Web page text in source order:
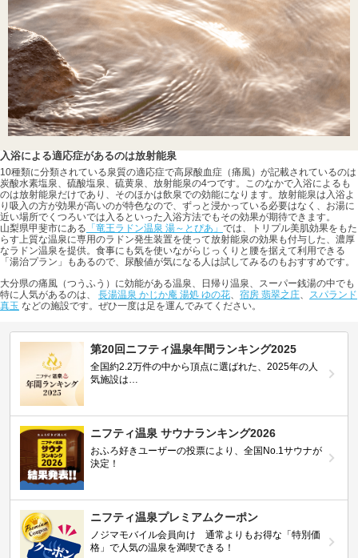
入浴による適応症があるのは放射能泉
10種類に分類されている泉質の適応症で高尿酸血症（痛風）が記載されているのは
炭酸水素塩泉、硫酸塩泉、硫黄泉、放射能泉の4つです。このなかで入浴によるも
のは放射能泉だけであり、そのほかは飲泉での効能になります。放射能泉は入浴よ
り吸入の方が効果が高いのが特色なので、ずっと浸かっている必要はなく、お湯に
近い場所でくつろいでは入るといった入浴方法でもその効果が期待できます。
山梨県甲斐市にある 「竜王ラドン温泉 湯～とぴあ」 では、トリプル美肌効果をもた
らす上質な温泉に専用のラドン発生装置を使って放射能泉の効果も付与した、濃厚
なラドン温泉を提供。食事にも気を使いながらじっくりと腰を据えて利用できる
「湯治プラン」もあるので、尿酸値が気になる人は試してみるのもおすすめです。
大分県の痛風（つうふう）に効能がある温泉、日帰り温泉、スーパー銭湯の中でも
特に人気があるのは、 長湯温泉 かじか庵 湯処 ゆの花 宿房 翡翠之庄
スパランド
真玉 などの施設です。ぜひ一度は足を運んでみてください。
第20回ニフティ温泉年間ランキング2025
全国約2.2万件の中から頂点に選ばれた、2025年の人
気施設は…
ニフティ温泉 サウナランキング2026
おふろ好きユーザーの投票により、全国No.1サウナが
決定！
ニフティ温泉プレミアムクーポン
ノジマモバイル会員向け 通常よりもお得な「特別価
格」で人気の温泉を満喫できる！